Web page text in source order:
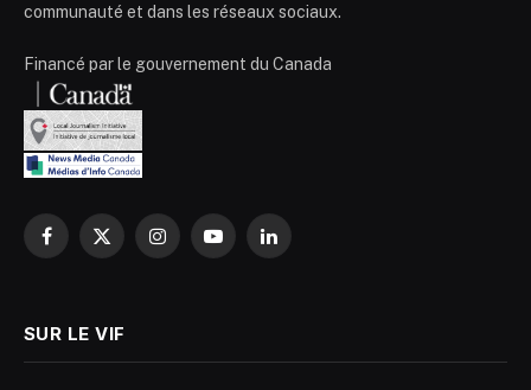
communauté et dans les réseaux sociaux.
Financé par le gouvernement du Canada
Facebook
X
InstagramYouTubeLinkedIn
SUR LE VIF